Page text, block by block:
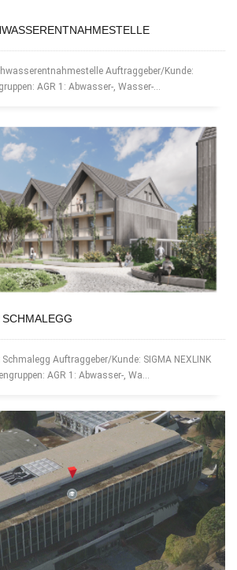
Auftraggeber/Kunde:
AGR 1: Abwasser-, Wasser-...
Auftraggeber/Kunde: SIGMA NEXLINK
AGR 1: Abwasser-, Wa...